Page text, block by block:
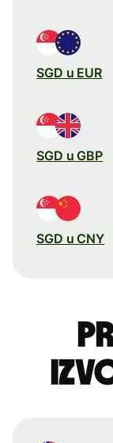
SGD u EUR
SGD u GBP
SGD u CNY